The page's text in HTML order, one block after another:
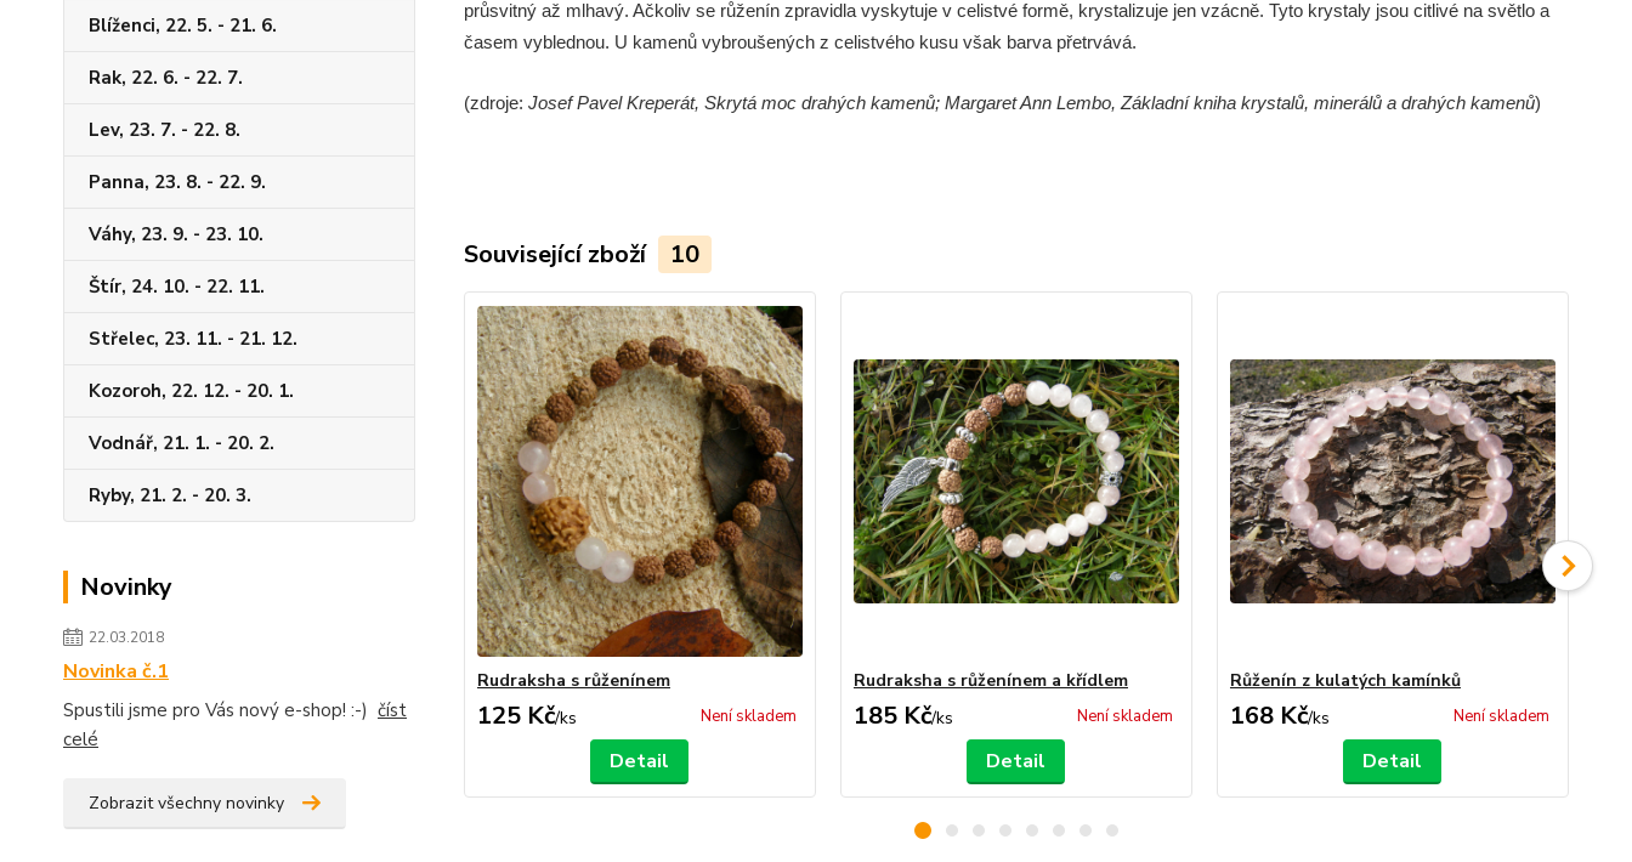
Blíženci, 22. 5. - 21. 6.
Rak, 22. 6. - 22. 7.
Lev, 23. 7. - 22. 8.
Panna, 23. 8. - 22. 9.
Váhy, 23. 9. - 23. 10.
Štír, 24. 10. - 22. 11.
Střelec, 23. 11. - 21. 12.
Kozoroh, 22. 12. - 20. 1.
Vodnář, 21. 1. - 20. 2.
Ryby, 21. 2. - 20. 3.
Novinky
22.03.2018
Novinka č.1
Spustili jsme pro Vás nový e-shop! :-) číst
celé
Zobrazit všechny novinky
průsvitnýaž mlhavý. Ačkoliv se růženín zpravidla vyskytuje v celistvéformě, krystalizuje jen vzácně. Tyto krystaly jsou citlivéna světlo a
časem vyblednou. U kamenů vybroušených z celistvého kusu však barva přetrvává.
(zdroje: Josef Pavel Kreperát, Skrytá moc drahých kamenů; Margaret Ann Lembo, Základní kniha krystalů, minerálů a drahých kamenů)
Související zboží 10
Rudraksha s růženínem
125 Kč/ks Není skladem
Detail
Rudraksha s růženínem a křídlem
185 Kč/ks Není skladem
Detail
Růženín z kulatých kamínků
168 Kč/ks Není skladem
Detail